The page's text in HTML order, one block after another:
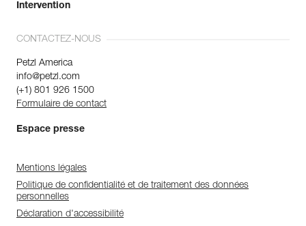
Intervention
CONTACTEZ-NOUS
Petzl America
info@petzl.com
(+1) 801 926 1500
Formulaire de contact
Espace presse
Mentions légales
Politique de confidentialité et de traitement des données
personnelles
Déclaration d'accessibilité